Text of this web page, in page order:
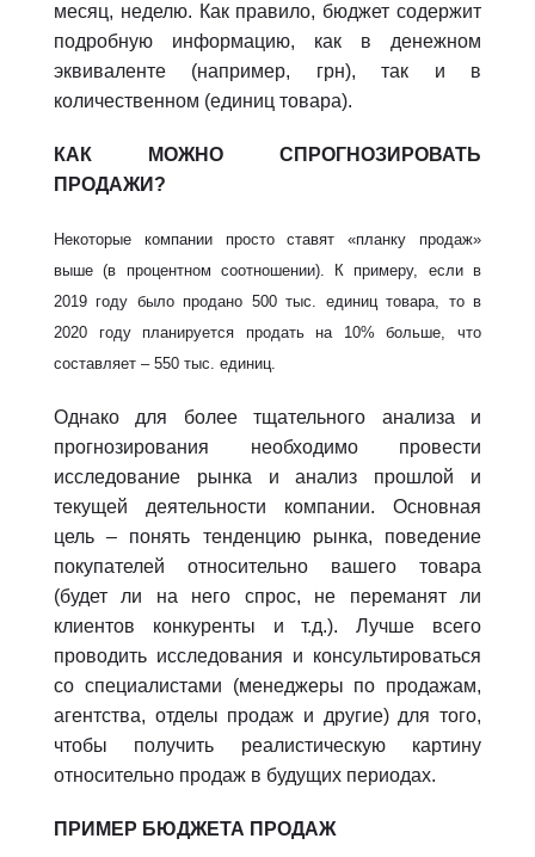
месяц, неделю. Как правило, бюджет содержит
подробную информацию, как в денежном
эквиваленте (например, грн), так и в
количественном (единиц товара).
КАК МОЖНО СПРОГНОЗИРОВАТЬ
ПРОДАЖИ?
Некоторые компании просто ставят «планку продаж»
выше (в процентном соотношении). К примеру, если в
2019 году было продано 500 тыс. единиц товара, то в
2020 году планируется продать на 10% больше, что
составляет – 550 тыс. единиц.
Однако для более тщательного анализа и
прогнозирования необходимо провести
исследование рынка и анализ прошлой и
текущей деятельности компании. Основная
цель – понять тенденцию рынка, поведение
покупателей относительно вашего товара
(будет ли на него спрос, не переманят ли
клиентов конкуренты и т.д.). Лучше всего
проводить исследования и консультироваться
со специалистами (менеджеры по продажам,
агентства, отделы продаж и другие) для того,
чтобы получить реалистическую картину
относительно продаж в будущих периодах.
ПРИМЕР БЮДЖЕТА ПРОДАЖ